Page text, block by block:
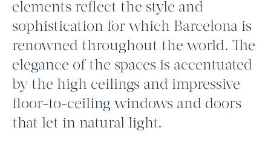
elements reflect the style and
sophistication for which Barcelona is
renowned throughout the world. The
elegance of the spaces is accentuated
by the high ceilings and impressive
floor-to-ceiling windows and doors
that let in natural light.